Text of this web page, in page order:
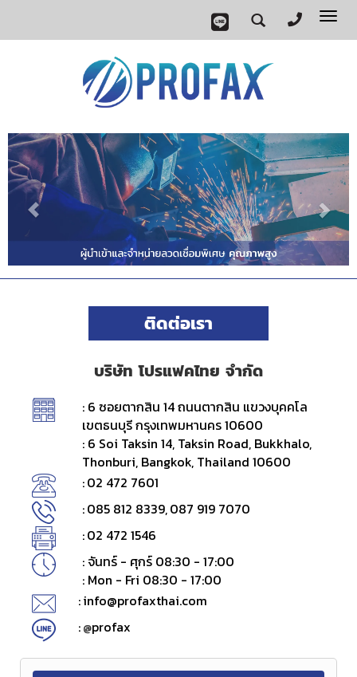
ติดต่อเรา
บริษัท โปรแฟคไทย จำกัด
: 6 ซอยตากสิน 14 ถนนตากสิน แขวงบุคคโล
เขตธนบุรี กรุงเทพมหานคร 10600
: 6 Soi Taksin 14, Taksin Road, Bukkhalo,
Thonburi, Bangkok, Thailand 10600
:02 472 7601
:085 812 8339,087 919 7070
:02 472 1546
: จันทร์ - ศุกร์ 08:30 - 17:00
: Mon - Fri 08:30 - 17:00
:info@profaxthai.com
:@profax